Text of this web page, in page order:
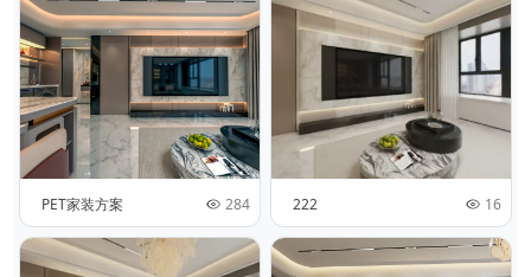
PET家装方案 284 222 16